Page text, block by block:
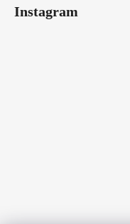
Instagram